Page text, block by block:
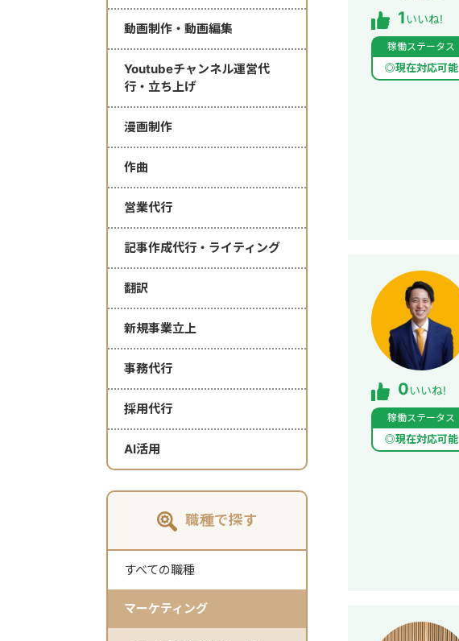
動画制作・動画編集
Youtubeチャンネル運営代
行・立ち上げ
漫画制作
作曲
営業代行
記事作成代行・ライティング
翻訳
新規事業立上
事務代行
採用代行
AI活用
職種で探す
すべての職種
マーケティング
1いいね!
稼働ステータス
◎現在対応可能
0いいね!
稼働ステータス
◎現在対応可能